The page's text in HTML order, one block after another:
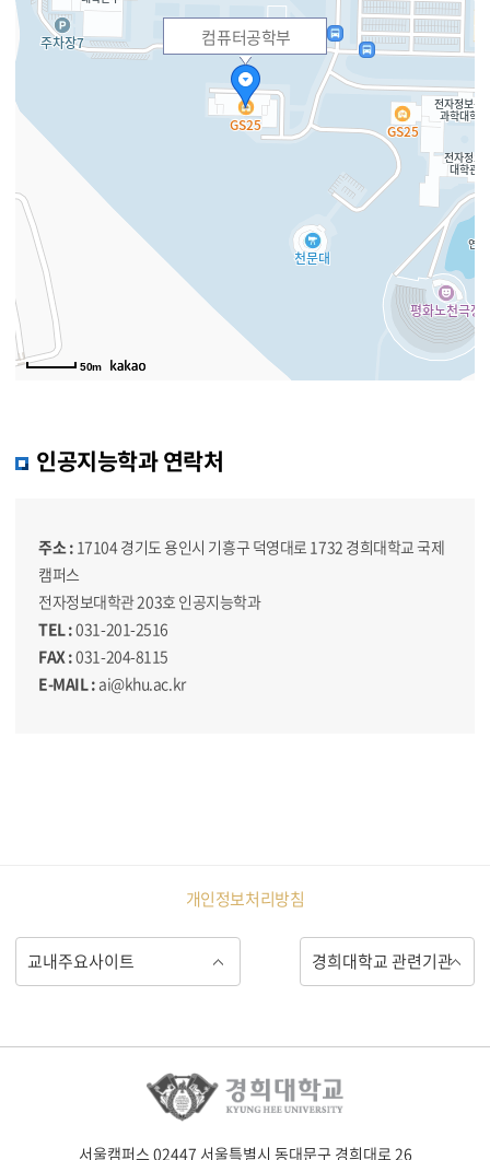
컴퓨터공학부
50m
인공지능학과 연락처
주소 : 17104 경기도 용인시 기흥구 덕영대로 1732 경희대학교 국제
캠퍼스
전자정보대학관 203호 인공지능학과
TEL :031-201-2516
FAX :031-204-8115
E-MAIL : ai@khu.ac.kr
개인정보처리방침
서울캠퍼스 02447 서울특별시 동대문구 경희대로 26